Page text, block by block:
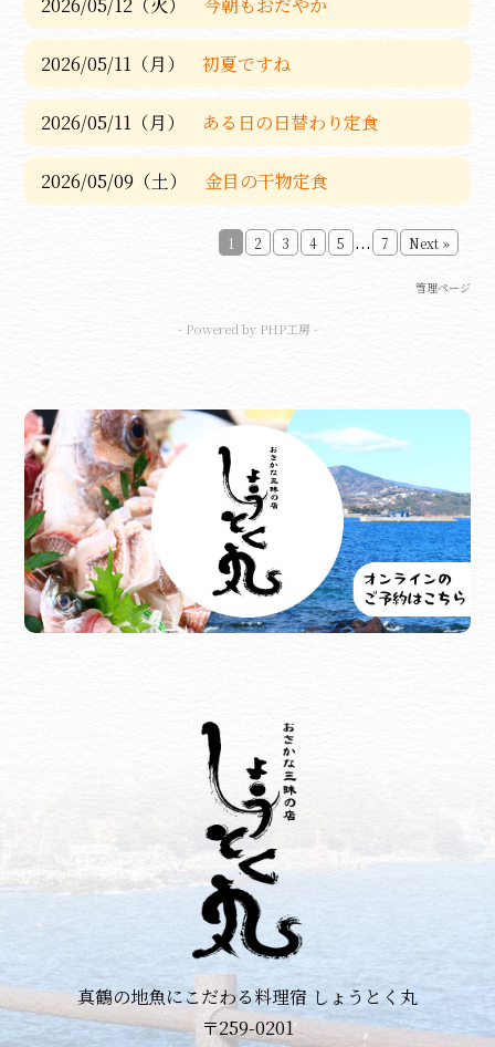
2026/05/11（月）初夏ですね
2026/05/11（月） ある日の日替わり定食
2026/05/09（土） 金目の干物定食
1 2 3 4 5 ... 7 Next »
管理ページ
- Powered by PHP工房 -
真鶴の地魚にこだわる料理宿 しょうとく丸
〒259-0201